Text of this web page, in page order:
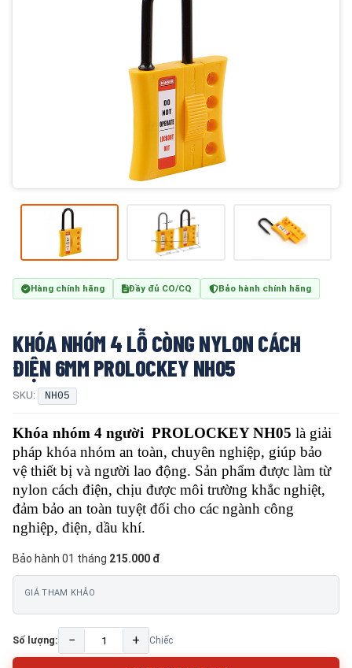
Hàng chính hãng Đầy đủ CO/CQ Bảo hành chính hãng
KHÓA NHÓM 4 LỖ CÒNG NYLON CÁCH
ĐIỆN 6MM PROLOCKEY NH05
SKU: NH05
Khóa nhóm 4 người PROLOCKEY NH05 là giải
pháp khóa nhóm an toàn, chuyên nghiệp, giúp bảo
vệ thiết bị và người lao động. Sản phẩm được làm từ
nylon cách điện, chịu được môi trường khắc nghiệt,
đảm bảo an toàn tuyệt đối cho các ngành công
nghiệp, điện, dầu khí.
Bảo hành 01 tháng 215.000 đ
GIÁ THAM KHẢO
Số lượng: − + Chiếc